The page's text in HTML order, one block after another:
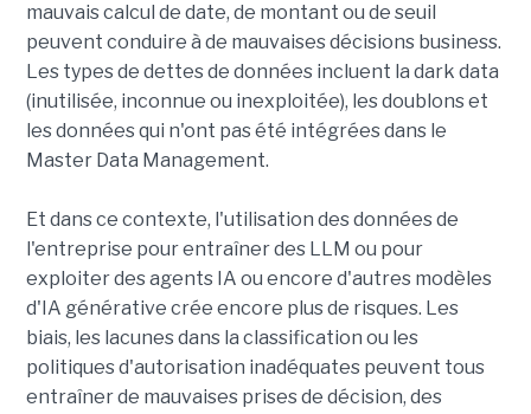
mauvais calcul de date, de montant ou de seuil
peuvent conduire à de mauvaises décisions business.
Les types de dettes de données incluent la dark data
(inutilisée, inconnue ou inexploitée), les doublons et
les données qui n'ont pas été intégrées dans le
Master Data Management.
Et dans ce contexte, l'utilisation des données de
l'entreprise pour entraîner des LLM ou pour
exploiter des agents IA ou encore d'autres modèles
d'IA générative crée encore plus de risques. Les
biais, les lacunes dans la classification ou les
politiques d'autorisation inadéquates peuvent tous
entraîner de mauvaises prises de décision, des